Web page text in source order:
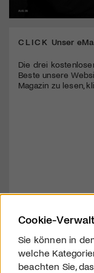
CLICK Unser
Die drei
Beste unsere
Magazin zu lesen,
Cookie-
Sie können in
welche
beachten Sie,